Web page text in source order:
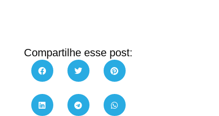
Compartilhe esse post: